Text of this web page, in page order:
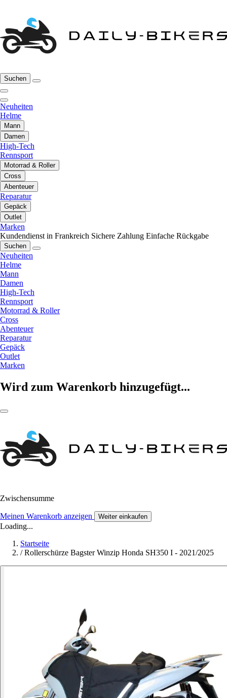
Suchen
Neuheiten
Helme
Mann
Damen
High-Tech
Rennsport
Motorrad & Roller
Cross
Abenteuer
Reparatur
Gepäck
Outlet
Marken
Kundendienst in Frankreich Sichere Zahlung Einfache Rückgabe
Suchen
Neuheiten
Helme
Mann
Damen
High-Tech
Rennsport
Motorrad & Roller
Cross
Abenteuer
Reparatur
Gepäck
Outlet
Marken
Wird zum Warenkorb hinzugefügt...
Zwischensumme
Meinen Warenkorb anzeigen Weiter einkaufen
Loading...
Startseite
/ Rollerschürze Bagster Winzip Honda SH350 I - 2021/2025